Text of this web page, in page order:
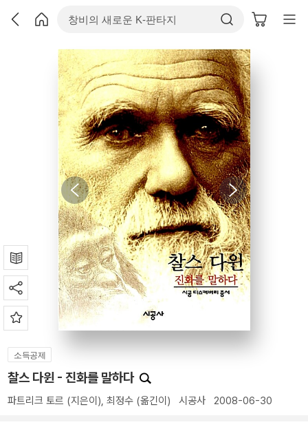
소득공제
찰스 다윈 - 진화를 말하다
파트리크 토르 (지은이), 최정수 (옮긴이) 시공사 2008-06-30